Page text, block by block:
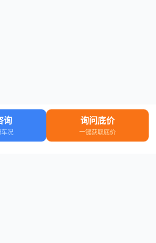
询
车况
询问底价
一键获取底价
知识 登录